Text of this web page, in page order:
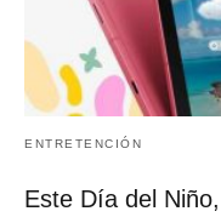
ENTRETENCIÓN
Este Día del